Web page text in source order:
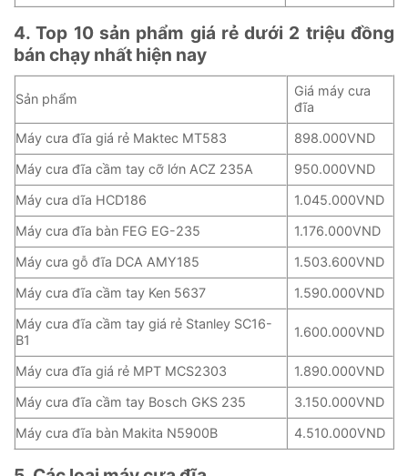
4. Top 10 sản phẩm giá rẻ dưới 2 triệu đồng
bán chạy nhất hiện nay
Sản phẩm
Giá máy cưa
đĩa
Máy cưa đĩa giá rẻ Maktec MT583
898.000VND
Máy cưa đĩa cầm tay cỡ lớn ACZ 235A
950.000VND
Máy cưa dĩa HCD186
1.045.000VND
Máy cưa đĩa bàn FEG EG-235
1.176.000VND
Máy cưa gỗ đĩa DCA AMY185
1.503.600VND
Máy cưa đĩa cầm tay Ken 5637
1.590.000VND
Máy cưa đĩa cầm tay giá rẻ Stanley SC16-
B1
1.600.000VND
Máy cưa đĩa giá rẻ MPT MCS2303
1.890.000VND
Máy cưa đĩa cầm tay Bosch GKS 235
3.150.000VND
Máy cưa đĩa bàn Makita N5900B
4.510.000VND